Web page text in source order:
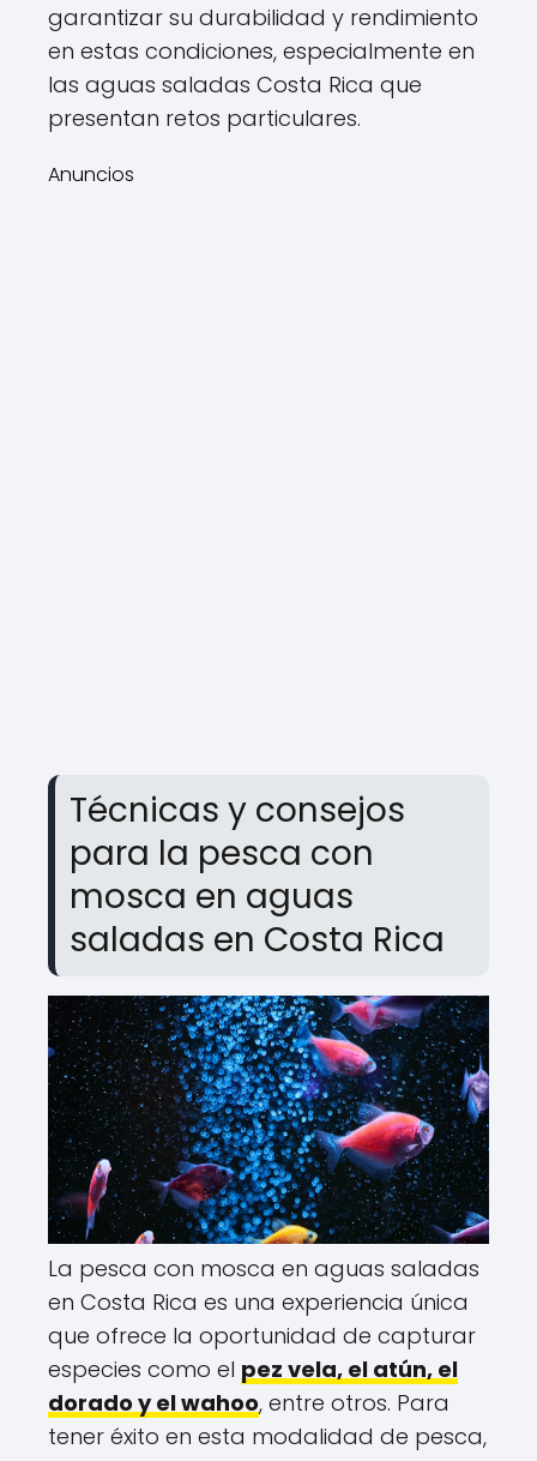
garantizar su durabilidad y rendimiento
en estas condiciones, especialmente en
las aguas saladas Costa Rica que
presentan retos particulares.
Anuncios
Técnicas y consejos
para la pesca con
mosca en aguas
saladas en Costa Rica
La pesca con mosca en aguas saladas
en Costa Rica es una experiencia única
que ofrece la oportunidad de capturar
especies como el pez vela, el atún, el
dorado y el wahoo, entre otros. Para
tener éxito en esta modalidad de pesca,